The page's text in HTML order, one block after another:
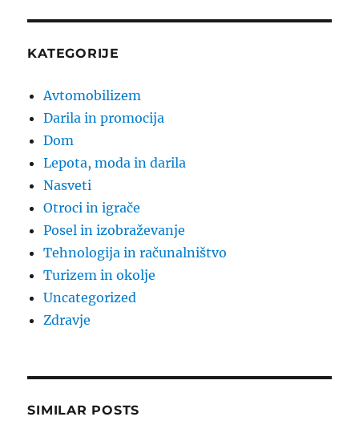
KATEGORIJE
Avtomobilizem
Darila in promocija
Dom
Lepota, moda in darila
Nasveti
Otroci in igrače
Posel in izobraževanje
Tehnologija in računalništvo
Turizem in okolje
Uncategorized
Zdravje
SIMILAR POSTS